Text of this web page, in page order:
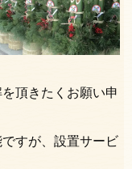
頂きたくお願い申
すが、設置サービ